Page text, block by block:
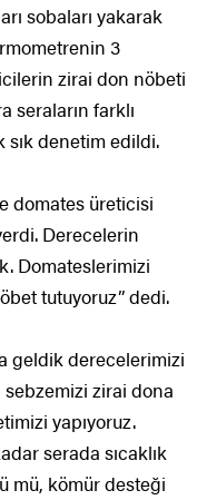
sobaları yakarak
3
zirai don nöbeti
seraların farklı
sık denetim edildi.
domates üreticisi
Derecelerin
Domateslerimizi
tutuyoruz” dedi.
geldik derecelerimizi
zirai dona
yapıyoruz.
serada sıcaklık
mü, kömür desteği